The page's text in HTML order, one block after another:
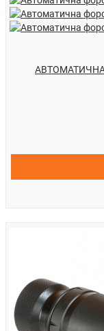
АВТОМАТИЧНА